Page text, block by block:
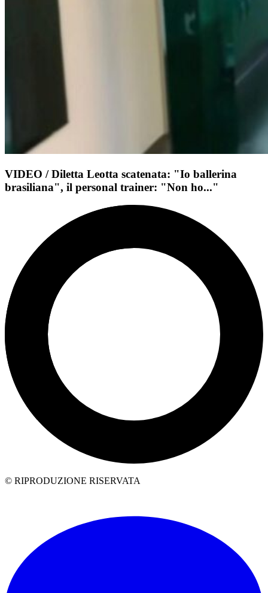
VIDEO / Diletta Leotta scatenata: "Io ballerina
brasiliana", il personal trainer: "Non ho..."
© RIPRODUZIONE RISERVATA